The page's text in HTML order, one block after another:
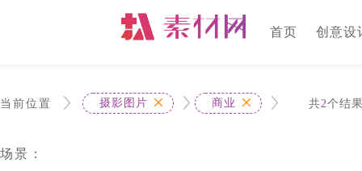
首页 创意设
当前位置 摄影图片 商业 共2个结
场景：